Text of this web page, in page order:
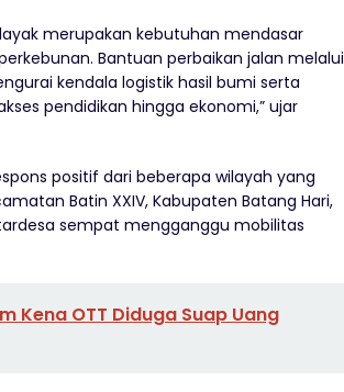
merupakan kebutuhan mendasar
Bantuan perbaikan jalan melalui
kendala logistik hasil bumi serta
pendidikan hingga ekonomi,” ujar
positif dari beberapa wilayah yang
Batin XXIV, Kabupaten Batang Hari,
sempat mengganggu mobilitas
Kena OTT Diduga Suap Uang